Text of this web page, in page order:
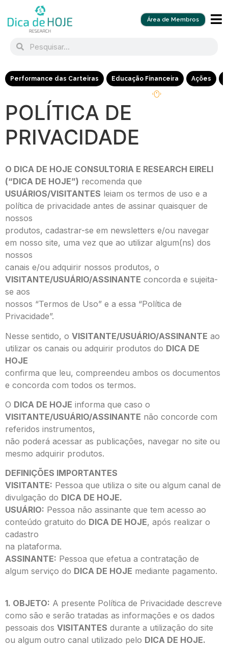
Área de Membros
Performance das Carteiras Educação Financeira Ações
POLÍTICA DE
PRIVACIDADE
O DICA DE HOJE CONSULTORIA E RESEARCH EIRELI
(“DICA DE HOJE”) recomenda que
USUÁRIOS/VISITANTES leiam os termos de uso e a
política de privacidade antes de assinar quaisquer de
nossos
produtos, cadastrar-se em newsletters e/ou navegar
em nosso site, uma vez que ao utilizar algum(ns) dos
nossos
canais e/ou adquirir nossos produtos, o
VISITANTE/USUÁRIO/ASSINANTE concorda e sujeita-
se aos
nossos “Termos de Uso” e a essa “Política de
Privacidade”.
Nesse sentido, o VISITANTE/USUÁRIO/ASSINANTE ao
utilizar os canais ou adquirir produtos do DICA DE
HOJE
confirma que leu, compreendeu ambos os documentos
e concorda com todos os termos.
O DICA DE HOJE informa que caso o
VISITANTE/USUÁRIO/ASSINANTE não concorde com
referidos instrumentos,
não poderá acessar as publicações, navegar no site ou
mesmo adquirir produtos.
DEFINIÇÕES IMPORTANTES
VISITANTE: Pessoa que utiliza o site ou algum canal de
divulgação do DICA DE HOJE.
USUÁRIO: Pessoa não assinante que tem acesso ao
conteúdo gratuito do DICA DE HOJE, após realizar o
cadastro
na plataforma.
ASSINANTE: Pessoa que efetua a contratação de
algum serviço do DICA DE HOJE mediante pagamento.
1. OBJETO: A presente Política de Privacidade descreve
como são e serão tratadas as informações e os dados
pessoais dos VISITANTES durante a utilização do site
ou algum outro canal utilizado pelo DICA DE HOJE.